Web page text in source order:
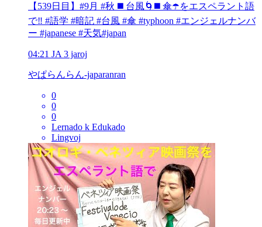
【539日目】#9月 #秋 ◼️ 台風🌀◼️ 傘☂️をエスペラント語
で‼️ #語学 #暗記 #台風 #傘 #typhoon #エンジェルナンバ
ー #japanese #天気#japan
04:21 JA 3 jaroj
やぱらんらん-japaranran
0
0
0
Lernado k Edukado
Lingvoj